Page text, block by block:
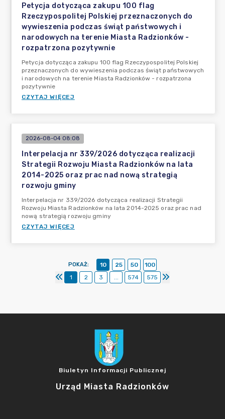
Petycja dotycząca zakupu 100 flag
Rzeczypospolitej Polskiej przeznaczonych do
wywieszenia podczas świąt państwowych i
narodowych na terenie Miasta Radzionków -
rozpatrzona pozytywnie
Petycja dotycząca zakupu 100 flag Rzeczypospolitej Polskiej
przeznaczonych do wywieszenia podczas świąt państwowych
i narodowych na terenie Miasta Radzionków - rozpatrzona
pozytywnie
CZYTAJ WIĘCEJ
2026-08-04 08:08
Interpelacja nr 339/2026 dotycząca realizacji
Strategii Rozwoju Miasta Radzionków na lata
2014-2025 oraz prac nad nową strategią
rozwoju gminy
Interpelacja nr 339/2026 dotycząca realizacji Strategii
Rozwoju Miasta Radzionków na lata 2014-2025 oraz prac nad
nową strategią rozwoju gminy
CZYTAJ WIĘCEJ
POKAŻ: 10 25 50
100
1
2 3 ... 574 575
Biuletyn Informacji Publicznej
Urząd Miasta Radzionków